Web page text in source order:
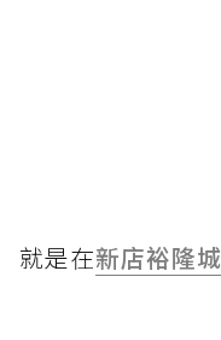
就是在新店裕隆城